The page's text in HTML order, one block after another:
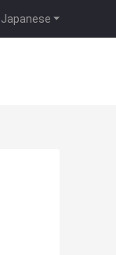
Japanese